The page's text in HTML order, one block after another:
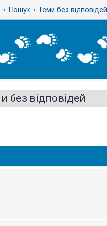
Пошук Теми без відповідей
без відповідей